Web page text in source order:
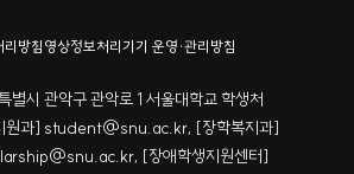
방침영상정보처리기기 운영·관리방침
시 관악구 관악로 1 서울대학교 학생처
원과] student@snu.ac.kr, [장학복지과]
[장애학생지원센터]